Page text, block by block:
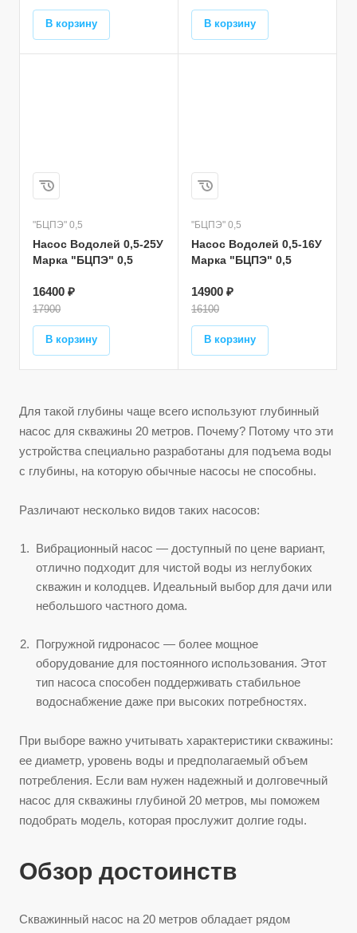
В корзину В корзину
"БЦПЭ" 0,5
Насос Водолей 0,5-25У
Марка "БЦПЭ" 0,5
16400 ₽
17900
В корзину
"БЦПЭ" 0,5
Насос Водолей 0,5-16У
Марка "БЦПЭ" 0,5
14900 ₽
16100
В корзину
Для такой глубины чаще всего используют глубинный
насос для скважины 20 метров. Почему? Потому что эти
устройства специально разработаны для подъема воды
с глубины, на которую обычные насосы не способны.
Различают несколько видов таких насосов:
Вибрационный насос — доступный по цене вариант,
отлично подходит для чистой воды из неглубоких
скважин и колодцев. Идеальный выбор для дачи или
небольшого частного дома.
Погружной гидронасос — более мощное
оборудование для постоянного использования. Этот
тип насоса способен поддерживать стабильное
водоснабжение даже при высоких потребностях.
При выборе важно учитывать характеристики скважины:
ее диаметр, уровень воды и предполагаемый объем
потребления. Если вам нужен надежный и долговечный
насос для скважины глубиной 20 метров, мы поможем
подобрать модель, которая прослужит долгие годы.
Обзор достоинств
Скважинный насос на 20 метров обладает рядом